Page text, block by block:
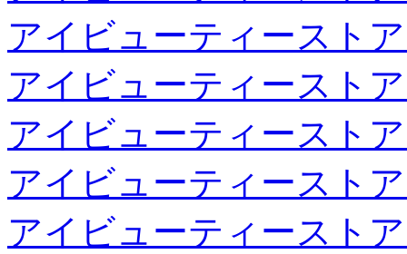
アイビューティースト
アイビューティースト
アイビューティースト
アイビューティースト
アイビューティースト